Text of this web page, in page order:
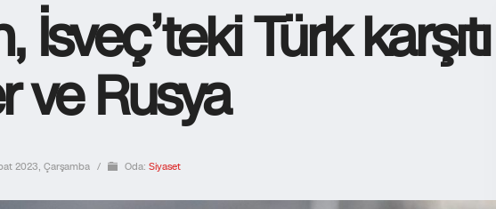
İsveç’teki Türk karşıtı
ve Rusya
2023, Çarşamba / Oda: Siyaset